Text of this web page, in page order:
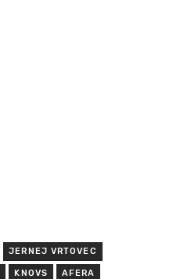
JERNEJ VRTOVEC
KNOVS AFERA